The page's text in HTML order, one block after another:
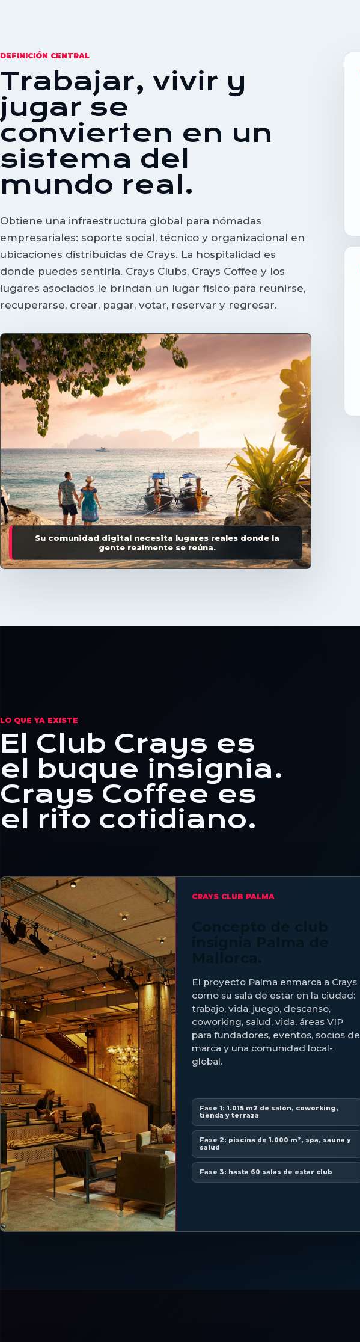
DEFINICIÓN CENTRAL
Trabajar, vivir y
jugar se
convierten en un
sistema del
mundo real.
Obtiene una infraestructura global para nómadas
empresariales: soporte social, técnico y organizacional en
ubicaciones distribuidas de Crays. La hospitalidad es
donde puedes sentirla. Crays Clubs, Crays Coffee y los
lugares asociados le brindan un lugar físico para reunirse,
recuperarse, crear, pagar, votar, reservar y regresar.
Su comunidad digital necesita lugares reales donde la
gente realmente se reúna.
LO QUE YA EXISTE
El Club Crays es
el buque insignia.
Crays Coffee es
el rito cotidiano.
CRAYS CLUB PALMA
El proyecto Palma enmarca a Crays
como su sala de estar en la ciudad:
trabajo, vida, juego, descanso,
coworking, salud, vida, áreas VIP
para fundadores, eventos, socios de
marca y una comunidad local-
global.
Fase 1: 1.015 m2 de salón, coworking,
tienda y terraza
Fase 2: piscina de 1.000 m², spa, sauna y
salud
Fase 3: hasta 60 salas de estar club